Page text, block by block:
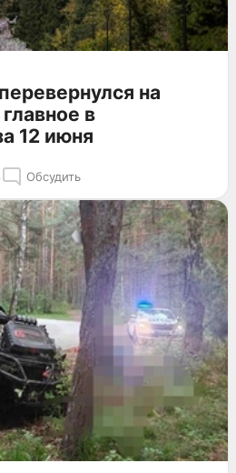
на
в
12 июня
Обсудить